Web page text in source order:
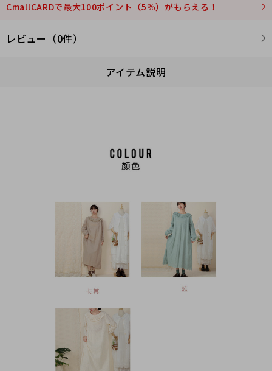
CmallCARDで最大100ポイント（5％）がもらえる！
レビュー（0件）
アイテム説明